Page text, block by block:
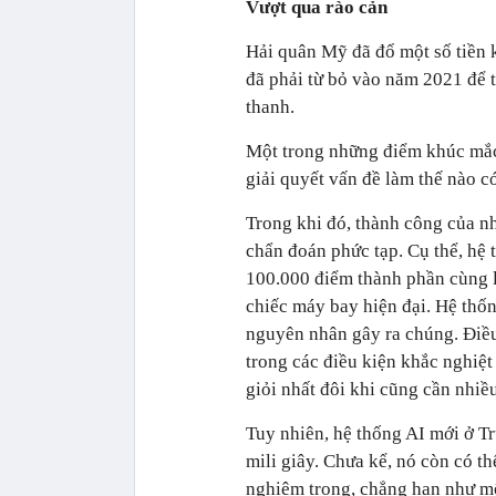
Vượt qua rào cản
Hải quân Mỹ đã đổ một số tiền
đã phải từ bỏ vào năm 2021
thanh.
Một trong những điểm khúc
giải quyết vấn đề làm thế nào
Trong khi đó, thành công của
chẩn đoán phức tạp. Cụ thể,
100.000 điểm thành phần
chiếc máy bay hiện đại. Hệ
nguyên nhân gây ra chúng.
trong các điều kiện khắc
giỏi nhất đôi khi cũng cần
Tuy nhiên, hệ thống AI mới ở
mili giây. Chưa kể, nó còn có
nghiêm trọng, chẳng hạn như